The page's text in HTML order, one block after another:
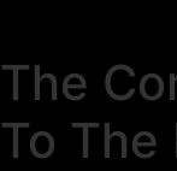
The
To The